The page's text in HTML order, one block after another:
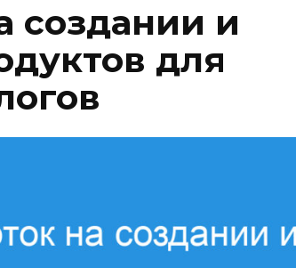
создании и
для